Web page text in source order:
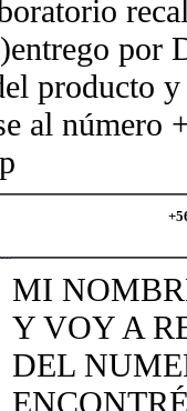
por
producto
al número
MI
Y VOY A
DEL